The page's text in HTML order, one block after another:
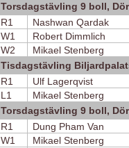
Torsdagstävling 9 boll,
R1
Nashwan Qardak
W1
Robert Dimmlich
W2
Mikael Stenberg
Tisdagstävling
R1
Ulf Lagerqvist
L1
Mikael Stenberg
Torsdagstävling 9 boll,
R1
Dung Pham Van
W1
Mikael Stenberg